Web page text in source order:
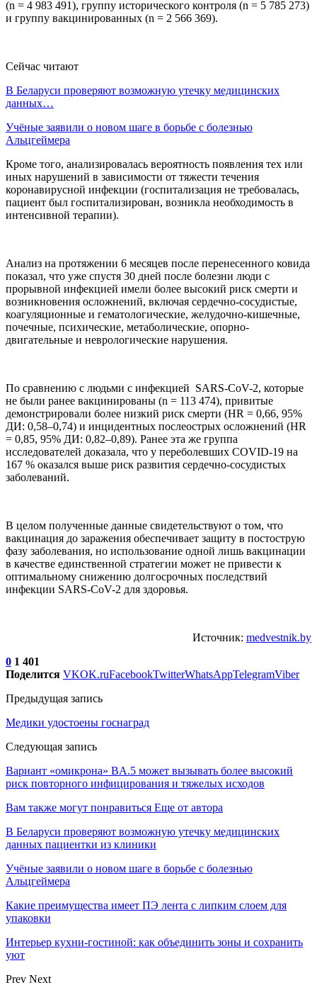
(n = 4 983 491), группу исторического контроля (n = 5 785 273)
и группу вакцинированных (n = 2 566 369).
Сейчас читают
В Беларуси проверяют возможную утечку медицинских
данных…
Учёные заявили о новом шаге в борьбе с болезнью
Альцгеймера
Кроме того, анализировалась вероятность появления тех или
иных нарушений в зависимости от тяжести течения
коронавирусной инфекции (госпитализация не требовалась,
пациент был госпитализирован, возникла необходимость в
интенсивной терапии).
Анализ на протяжении 6 месяцев после перенесенного ковида
показал, что уже спустя 30 дней после болезни люди с
прорывной инфекцией имели более высокий риск смерти и
возникновения осложнений, включая сердечно-сосудистые,
коагуляционные и гематологические, желудочно-кишечные,
почечные, психические, метаболические, опорно-
двигательные и неврологические нарушения.
По сравнению с людьми с инфекцией SARS-CoV-2, которые
не были ранее вакцинированы (n = 113 474), привитые
демонстрировали более низкий риск смерти (HR = 0,66, 95%
ДИ: 0,58–0,74) и инцидентных послеострых осложнений (HR
= 0,85, 95% ДИ: 0,82–0,89). Ранее эта же группа
исследователей доказала, что у переболевших COVID-19 на
167 % оказался выше риск развития сердечно-сосудистых
заболеваний.
В целом полученные данные свидетельствуют о том, что
вакцинация до заражения обеспечивает защиту в постострую
фазу заболевания, но использование одной лишь вакцинации
в качестве единственной стратегии может не привести к
оптимальному снижению долгосрочных последствий
инфекции SARS-CoV-2 для здоровья.
Источник: medvestnik.by
0 1 401
Поделится VKOK.ruFacebookTwitterWhatsAppTelegramViber
Предыдущая запись
Медики удостоены госнаград
Следующая запись
Вариант «омикрона» BA.5 может вызывать более высокий
риск повторного инфицирования и тяжелых исходов
Вам также могут понравиться Еще от автора
В Беларуси проверяют возможную утечку медицинских
данных пациентки из клиники
Учёные заявили о новом шаге в борьбе с болезнью
Альцгеймера
Какие преимущества имеет ПЭ лента с липким слоем для
упаковки
Интерьер кухни-гостиной: как объединить зоны и сохранить
уют
Prev Next